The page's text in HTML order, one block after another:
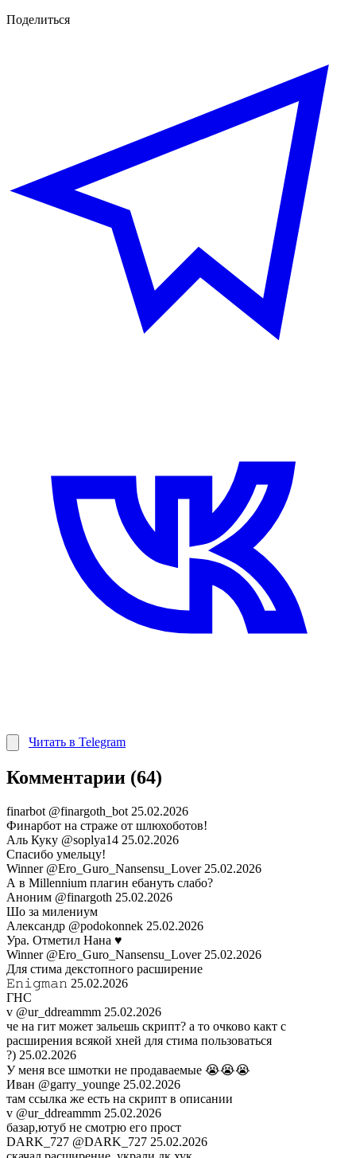
Поделиться
Читать в Telegram
Комментарии (64)
finarbot @finargoth_bot 25.02.2026
Финарбот на страже от шлюхоботов!
Аль Куку @soplya14 25.02.2026
Спасибо умельцу!
Winner @Ero_Guro_Nansensu_Lover 25.02.2026
А в Millennium плагин ебануть слабо?
Аноним @finargoth 25.02.2026
Шо за милениум
Александр @podokonnek 25.02.2026
Ура. Отметил Нана ♥️
Winner @Ero_Guro_Nansensu_Lover 25.02.2026
Для стима декстопного расширение
𝙴𝚗𝚒𝚐𝚖𝚊𝚗 25.02.2026
ГНС
v @ur_ddreammm 25.02.2026
че на гит может зальешь скрипт? а то очково какт с
расширения всякой хней для стима пользоваться
?) 25.02.2026
У меня все шмотки не продаваемые 😭😭😭
Иван @garry_younge 25.02.2026
там ссылка же есть на скрипт в описании
v @ur_ddreammm 25.02.2026
базар,ютуб не смотрю его прост
DARK_727 @DARK_727 25.02.2026